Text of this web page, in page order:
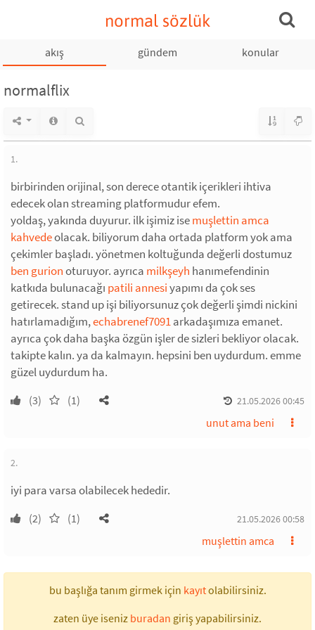
normal sözlük
akış gündem konular
normalflix
1.
birbirinden orijinal, son derece otantik içerikleri ihtiva
edecek olan streaming platformudur efem.
yoldaş, yakında duyurur. ilk işimiz isemuşlettin amca
kahvedeolacak. biliyorum daha ortada platform yok ama
çekimler başladı. yönetmen koltuğunda değerli dostumuz
ben gurionoturuyor. ayrıca milkşeyh hanımefendinin
katkıda bulunacağı patili annesiyapımı da çok ses
getirecek. stand up işi biliyorsunuz çok değerli şimdi nickini
hatırlamadığım,echabrenef7091arkadaşımıza emanet.
ayrıca çok daha başka özgün işler de sizleri bekliyor olacak.
takipte kalın. ya da kalmayın. hepsini ben uydurdum. emme
güzel uydurdum ha.
(3) (1) 21.05.2026 00:45
unut ama beni
2.
iyi para varsa olabilecek hededir.
(2) (1) 21.05.2026 00:58
muşlettin amca
bu başlığa tanım girmek için kayıtolabilirsiniz.
zaten üye iseniz buradan giriş yapabilirsiniz.